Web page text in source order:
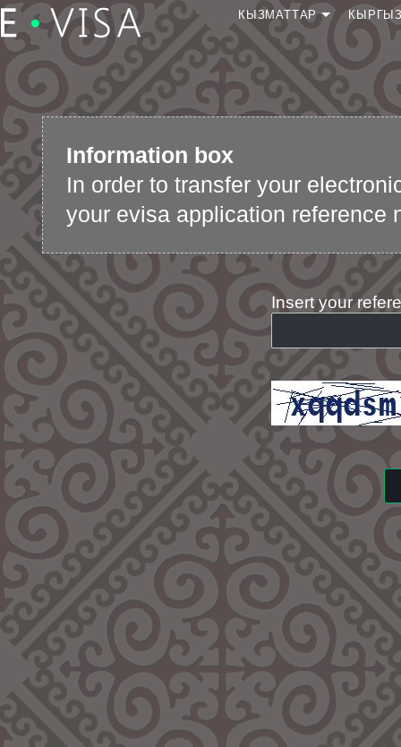
КЫЗМАТТАР
Виза алууга кайрылуу
Виза алуу
кайрылуусун улантуу
текшерүү
Визаны башка
документке которуу
E-виза арызын кароону
Information box
In order to transfer your
your evisa application reference
Insert your